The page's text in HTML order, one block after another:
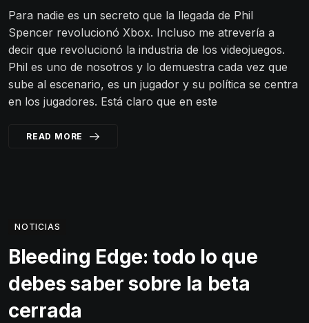
Para nadie es un secreto que la llegada de Phil
Spencer revolucionó Xbox. Incluso me atrevería a
decir que revolucionó la industria de los videojuegos.
Phil es uno de nosotros y lo demuestra cada vez que
sube al escenario, es un jugador y su política se centra
en los jugadores. Está claro que en este
READ MORE
NOTICIAS
Bleeding Edge: todo lo que
debes saber sobre la beta
cerrada